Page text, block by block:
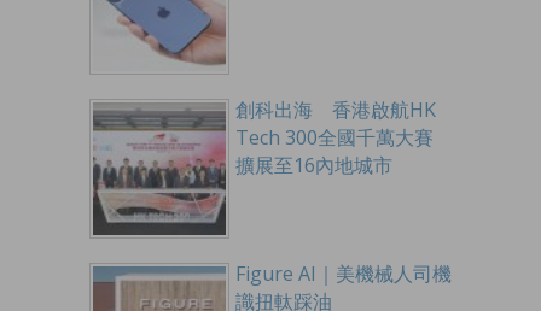
創科出海 香港啟航HK
Tech 300全國千萬大賽
擴展至16內地城市
Figure AI｜美機械人司機
識扭軚踩油